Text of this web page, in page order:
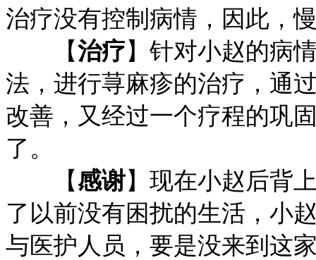
治疗没有控制病情，因此，
【治疗】针对小赵的病
法，进行荨麻疹的治疗，通
改善，又经过一个疗程的巩
了。
【感谢】现在小赵后背
了以前没有困扰的生活，小
与医护人员，要是没来到这